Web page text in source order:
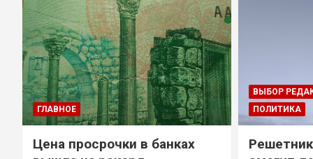
ГЛАВНОЕ
Цена просрочки в банках
ВЫБОР
ПОЛИТИКА